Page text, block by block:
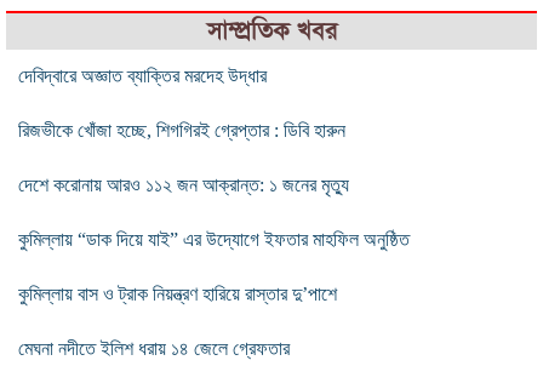
সাম্প্রতিক খবর
দেবিদ্বারে অজ্ঞাত ব্যাক্তির মরদেহ উদ্ধার
রিজভীকে খোঁজা হচ্ছে, শিগগিরই গ্রেপ্তার : ডিবি হারুন
দেশে করোনায় আরও ১১২ জন আক্রান্ত: ১ জনের মৃত্যু
কুমিল্লায় “ডাক দিয়ে যাই” এর উদ্যোগে ইফতার মাহফিল অনুষ্ঠিত
কুমিল্লায় বাস ও ট্রাক নিয়ন্ত্রণ হারিয়ে রাস্তার দু’পাশে
মেঘনা নদীতে ইলিশ ধরায় ১৪ জেলে গ্রেফতার